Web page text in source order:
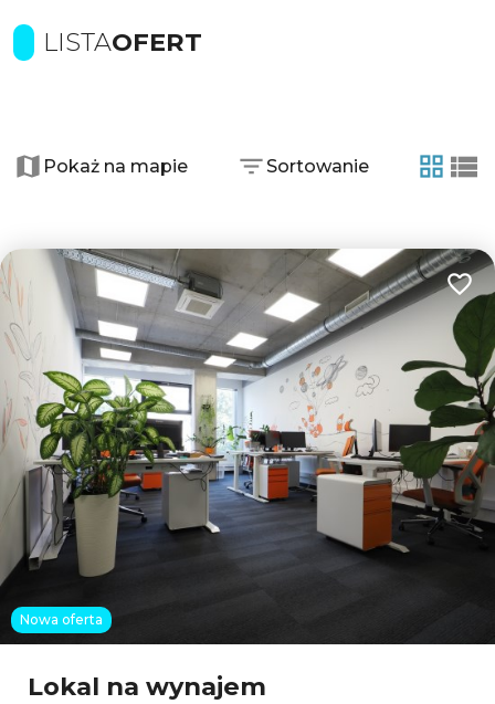
LISTAOFERT
2
7
20
−
Leaflet|© OpenMapTiles© OpenStreetMap contributors
Pokaż na mapie Sortowanie
tabela
Nowa oferta
Lokal na wynajem